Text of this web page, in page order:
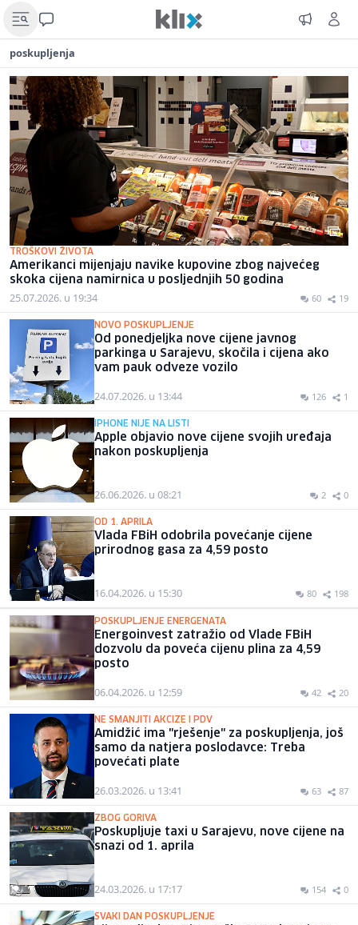
poskupljenja
TROŠKOVI ŽIVOTA
Amerikanci mijenjaju navike kupovine zbog najvećeg
skoka cijena namirnica u posljednjih 50 godina
25.07.2026. u 19:34 60 19
NOVO POSKUPLJENJE
Od ponedjeljka nove cijene javnog
parkinga u Sarajevu, skočila i cijena ako
vam pauk odveze vozilo
24.07.2026. u 13:44 126 1
IPHONE NIJE NA LISTI
Apple objavio nove cijene svojih uređaja
nakon poskupljenja
26.06.2026. u 08:21 2 0
OD 1. APRILA
Vlada FBiH odobrila povećanje cijene
prirodnog gasa za 4,59 posto
16.04.2026. u 15:30 80 198
POSKUPLJENJE ENERGENATA
Energoinvest zatražio od Vlade FBiH
dozvolu da poveća cijenu plina za 4,59
posto
06.04.2026. u 12:59 42 20
NE SMANJITI AKCIZE I PDV
Amidžić ima "rješenje" za poskupljenja, još
samo da natjera poslodavce: Treba
povećati plate
26.03.2026. u 13:41 63 87
ZBOG GORIVA
Poskupljuje taxi u Sarajevu, nove cijene na
snazi od 1. aprila
24.03.2026. u 17:17 154 0
SVAKI DAN POSKUPLJENJE